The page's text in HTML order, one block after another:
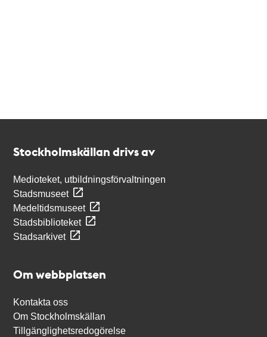
Stockholmskällan drivs av
Medioteket, utbildningsförvaltningen
Stadsmuseet
Medeltidsmuseet
Stadsbiblioteket
Stadsarkivet
Om webbplatsen
Kontakta oss
Om Stockholmskällan
Tillgänglighetsredogörelse